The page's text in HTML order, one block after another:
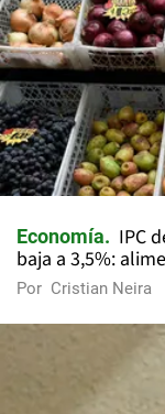
Economía
IPC
baja a 3,5%:
Por Cristian Neira